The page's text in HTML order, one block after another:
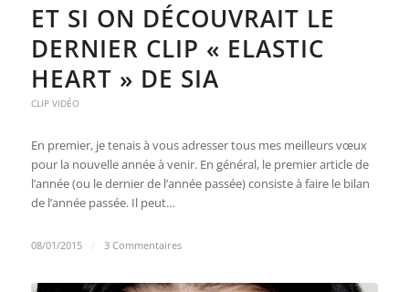
ET SI ON DÉCOUVRAIT LE
DERNIER CLIP « ELASTIC
HEART » DE SIA
CLIP VIDÉO
En premier, je tenais à vous adresser tous mes meilleurs vœux
pour la nouvelle année à venir. En général, le premier article de
l’année (ou le dernier de l’année passée) consiste à faire le bilan
de l’année passée. Il peut…
08/01/2015 / 3 Commentaires